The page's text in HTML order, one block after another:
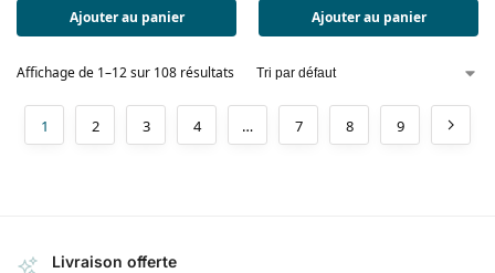
Ajouter au panier Ajouter au panier
Affichage de 1–12 sur 108 résultats
1 2 3 4 … 7 8 9
Livraison offerte